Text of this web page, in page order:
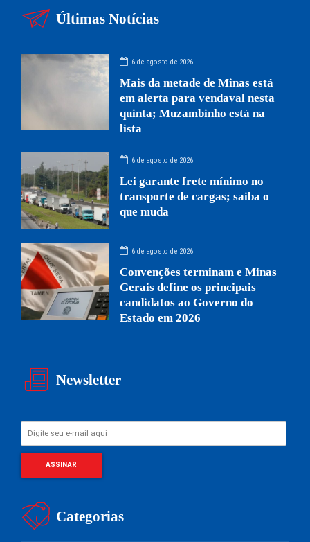
Últimas Notícias
6 de agosto de 2026
Mais da metade de Minas está
em alerta para vendaval nesta
quinta; Muzambinho está na
lista
6 de agosto de 2026
Lei garante frete mínimo no
transporte de cargas; saiba o
que muda
6 de agosto de 2026
Convenções terminam e Minas
Gerais define os principais
candidatos ao Governo do
Estado em 2026
Newsletter
Categorias